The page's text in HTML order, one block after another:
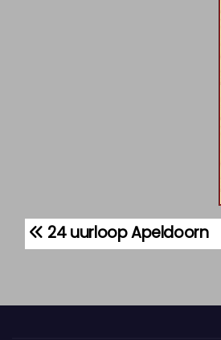
B
r
24 uurloop Apeldoorn